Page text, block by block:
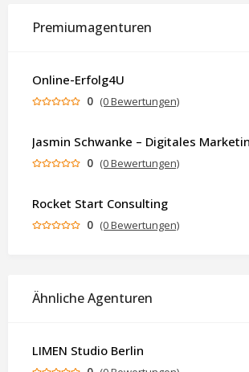
Premiumagenturen
Online-Erfolg4U
0 (0 Bewertungen)
0 (0 Bewertungen)
Rocket Start Consulting
0 (0 Bewertungen)
Ähnliche Agenturen
LIMEN Studio Berlin